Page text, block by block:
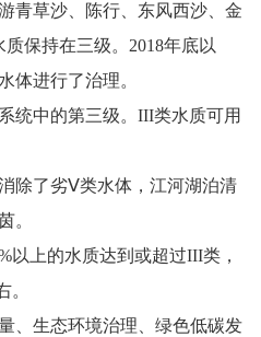
青草沙、陈行、东风西沙、金
保持在三级。2018年底以
体进行了治理。
统中的第三级。III类水质可用
除了劣Ⅴ类水体，江河湖泊清
。
以上的水质达到或超过III类，
。
、生态环境治理、绿色低碳发